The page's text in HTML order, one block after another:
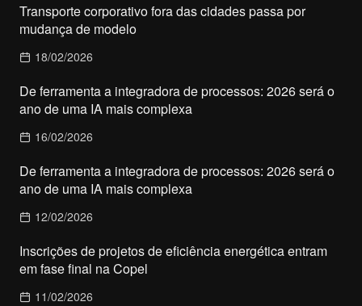
Transporte corporativo fora das cidades passa por
mudança de modelo
18/02/2026
De ferramenta a integradora de processos: 2026 será o
ano de uma IA mais complexa
16/02/2026
De ferramenta a integradora de processos: 2026 será o
ano de uma IA mais complexa
12/02/2026
Inscrições de projetos de eficiência energética entram
em fase final na Copel
11/02/2026